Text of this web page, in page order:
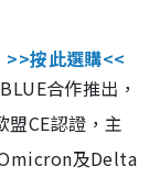
>>按此選購<<
合作推出，
CE認證，主
及Delta